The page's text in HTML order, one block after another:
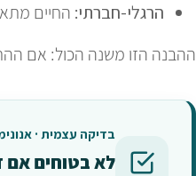
הרגלי-חברתי: החיים
ההבנה הזו משנה הכול: אם
בדיקה עצמית · אנונימית ·
לא בטוחים אם